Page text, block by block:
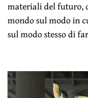
materiali del futuro,
mondo sul modo in
sul modo stesso di